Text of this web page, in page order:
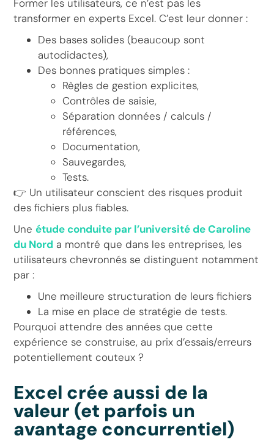
Former les utilisateurs, ce n’est pas les
transformer en experts Excel. C’est leur donner :
Des bases solides (beaucoup sont
autodidactes),
Des bonnes pratiques simples :
Règles de gestion explicites,
Contrôles de saisie,
Séparation données / calculs /
références,
Documentation,
Sauvegardes,
Tests.
👉 Un utilisateur conscient des risques produit
des fichiers plus fiables.
Uneétude conduite par l’université de Caroline
du Nord a montré que dans les entreprises, les
utilisateurs chevronnés se distinguent notamment
par :
Une meilleure structuration de leurs fichiers
La mise en place de stratégie de tests.
Pourquoi attendre des années que cette
expérience se construise, au prix d’essais/erreurs
potentiellement couteux ?
Excel crée aussi de la
valeur (et parfois un
avantage concurrentiel)